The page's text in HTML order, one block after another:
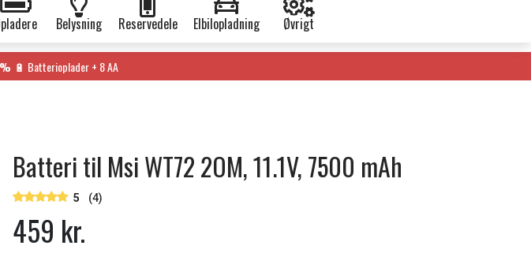
Belysning Reservedele Elbilopladning Øvrigt
🔋 Batterioplader + 8 AA
Batteri til Msi WT72 2OM, 11.1V, 7500 mAh
5 (4)
459 kr.